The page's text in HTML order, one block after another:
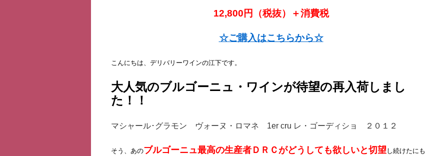
12,800円（税抜）＋消費税
☆ご購入はこちらから☆
こんにちは、デリバリーワインの江下です。
大人気のブルゴーニュ・ワインが待望の再入荷しまし
た！！
マシャール･グラモン ヴォーヌ・ロマネ 1er cru レ・ゴーディショ ２０１２
そう、あのブルゴーニュ最高の生産者ＤＲＣがどうしても欲しいと切望し続けたにも